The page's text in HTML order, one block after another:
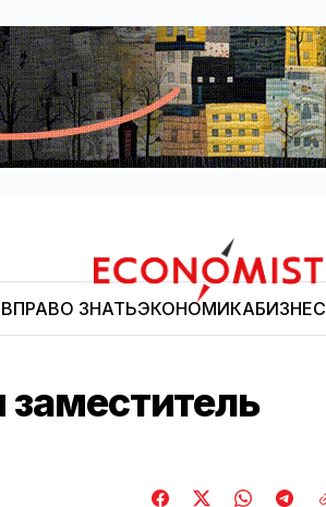
Economist.kg
ПРАВО ЗНАТЬЭКОНОМИКАБИЗНЕС